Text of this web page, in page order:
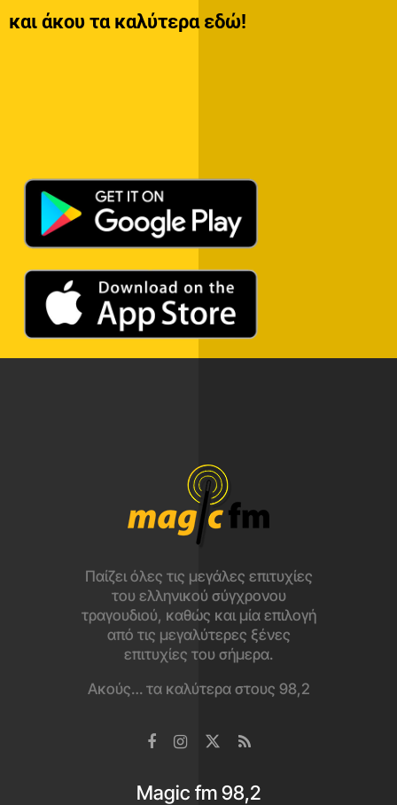
και άκου τα καλύτερα εδώ!
Παίζει όλες τις μεγάλες επιτυχίες
του ελληνικού σύγχρονου
τραγουδιού, καθώς και μία επιλογή
από τις μεγαλύτερες ξένες
επιτυχίες του σήμερα.
Ακούς… τα καλύτερα στους 98,2
Magic fm 98,2